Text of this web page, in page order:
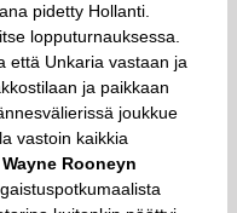
pidetty Hollanti.
lopputurnauksessa.
että Unkaria vastaan ja
ja paikkaan
joukkue
vastoin kaikkia
Wayne Rooneyn